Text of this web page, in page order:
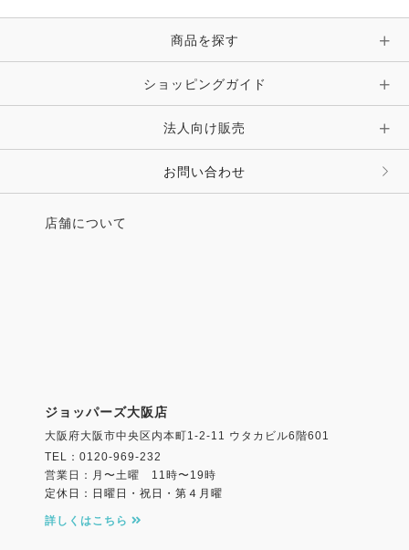
時計・財布・キーケース・革小物
キーホルダー・チャーム・ストラップ
その他 ファッション雑貨
ピン・ブローチ・コサージュ
その他 アクセサリー
商品を探す
ショッピングガイド
法人向け販売
お問い合わせ
店舗について
ジョッパーズ大阪店
大阪府大阪市中央区内本町1-2-11 ウタカビル6階601
TEL：0120-969-232
営業日：月〜土曜 11時〜19時
定休日：日曜日・祝日・第４月曜
詳しくはこちら